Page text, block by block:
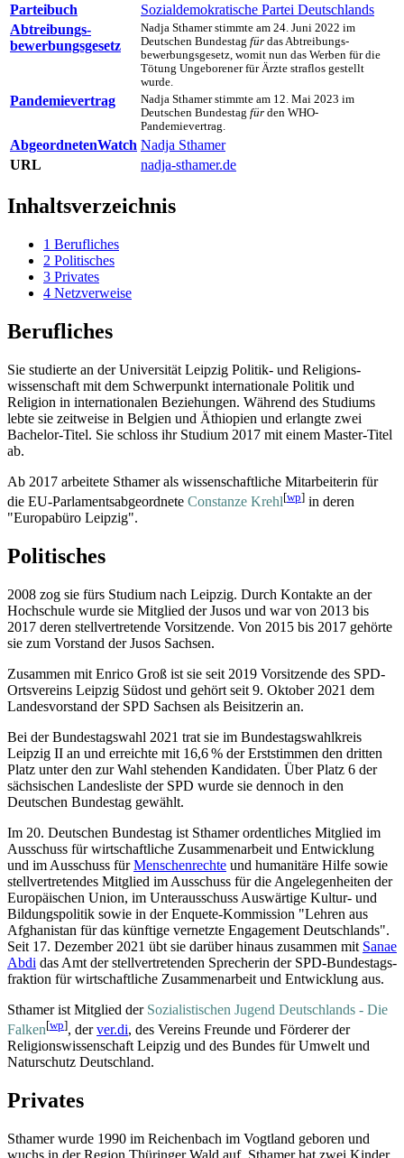
Parteibuch
Sozialdemokratische Partei Deutschlands
Abtreibungs­
bewerbungs­gesetz
Nadja Sthamer stimmte am 24. Juni 2022 im
Deutschen Bundes­tag für das Abtreibungs­
bewerbungs­gesetz, womit nun das Werben für die
Tötung Ungeborener für Ärzte straflos gestellt
wurde.
Pandemie­vertrag
Nadja Sthamer stimmte am 12. Mai 2023 im
Deutschen Bundes­tag für den WHO-
Pandemievertrag.
AbgeordnetenWatch Nadja Sthamer
URL
nadja-sthamer.de
Inhaltsverzeichnis
1 Berufliches
2 Politisches
3 Privates
4 Netzverweise
Berufliches
Sie studierte an der Universität Leipzig Politik- und Religions­
wissenschaft mit dem Schwerpunkt internationale Politik und
Religion in internationalen Beziehungen. Während des Studiums
lebte sie zeitweise in Belgien und Äthiopien und erlangte zwei
Bachelor-Titel. Sie schloss ihr Studium 2017 mit einem Master-Titel
ab.
Ab 2017 arbeitete Sthamer als wissenschaftliche Mitarbeiterin für
die EU-Parlaments­abgeordnete Constanze Krehl[wp] in deren
"Europabüro Leipzig".
Politisches
2008 zog sie fürs Studium nach Leipzig. Durch Kontakte an der
Hochschule wurde sie Mitglied der Jusos und war von 2013 bis
2017 deren stellvertretende Vorsitzende. Von 2015 bis 2017 gehörte
sie zum Vorstand der Jusos Sachsen.
Zusammen mit Enrico Groß ist sie seit 2019 Vorsitzende des SPD-
Ortsvereins Leipzig Südost und gehört seit 9. Oktober 2021 dem
Landesvorstand der SPD Sachsen als Beisitzerin an.
Bei der Bundestagswahl 2021 trat sie im Bundestags­wahlkreis
Leipzig II an und erreichte mit 16,6 % der Erststimmen den dritten
Platz unter den zur Wahl stehenden Kandidaten. Über Platz 6 der
sächsischen Landesliste der SPD wurde sie dennoch in den
Deutschen Bundestag gewählt.
Im 20. Deutschen Bundestag ist Sthamer ordentliches Mitglied im
Ausschuss für wirtschaftliche Zusammenarbeit und Entwicklung
und im Ausschuss fürMenschenrechte und humanitäre Hilfe sowie
stellvertretendes Mitglied im Ausschuss für die Angelegenheiten der
Europäischen Union, im Unterausschuss Auswärtige Kultur- und
Bildungs­politik sowie in der Enquete-Kommission "Lehren aus
Afghanistan für das künftige vernetzte Engagement Deutschlands".
Seit 17. Dezember 2021 übt sie darüber hinaus zusammen mit Sanae
Abdi das Amt der stellvertretenden Sprecherin der SPD-Bundestags­
fraktion für wirtschaftliche Zusammenarbeit und Entwicklung aus.
Sthamer ist Mitglied der Sozialistischen Jugend Deutschlands - Die
Falken[wp], derver.di, des Vereins Freunde und Förderer der
Religions­wissenschaft Leipzig und des Bundes für Umwelt und
Naturschutz Deutschland.
Privates
Sthamer wurde 1990 im Reichenbach im Vogtland geboren und
wuchs in der Region Thüringer Wald auf. Sthamer hat zwei Kinder.